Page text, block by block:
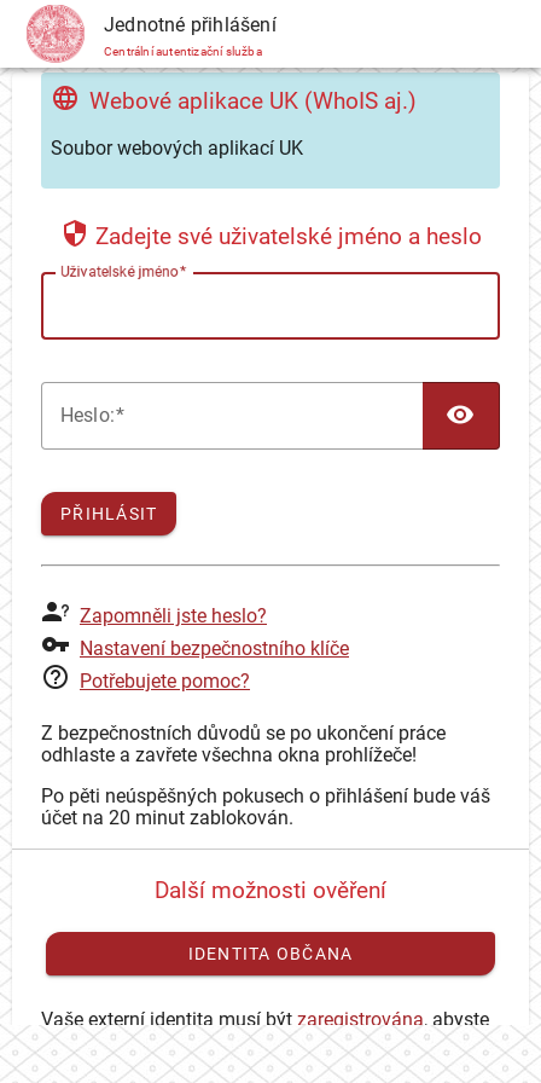
CAS Jednotné přihlášení
Centrální autentizační služba
Webové aplikace UK (WhoIS aj.)
Soubor webových aplikací UK
Zadejte své uživatelské jméno a heslo
Uživatelské jméno
Heslo:
PŘIHLÁSIT
Zapomněli jste heslo?
Nastavení bezpečnostního klíče
Potřebujete pomoc?
Z bezpečnostních důvodů se po ukončení práce
odhlaste a zavřete všechna okna prohlížeče!
Po pěti neúspěšných pokusech o přihlášení bude váš
účet na 20 minut zablokován.
Další možnosti ověření
IDENTITA OBČANA
Vaše externí identita musí být zaregistrována, abyste
se mohli přihlásit ke svému CAS účtu.